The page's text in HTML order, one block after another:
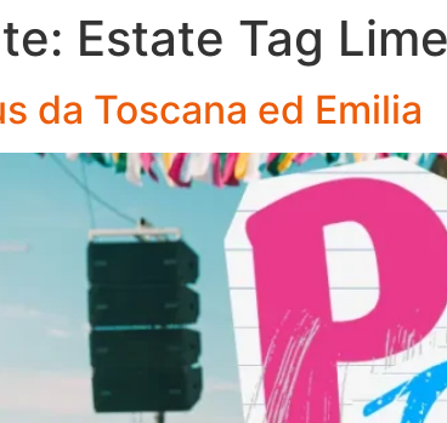
Estate Tag Lime
da Toscana ed Emilia